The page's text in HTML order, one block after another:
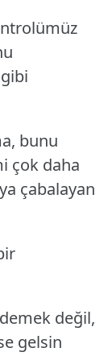
bunu
çok daha
çabalayan
değil,
gelsin